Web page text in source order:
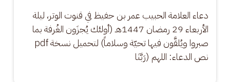
دعاء العلامة الحبيب عمر بن حفيظ في قنوت الوتر، ليلة
الأربعاء 29 رمضان 1447هـ (أولئك يُجزَون الغُرفة بما
نص الدعاء: اللهم (رَبَّنَا